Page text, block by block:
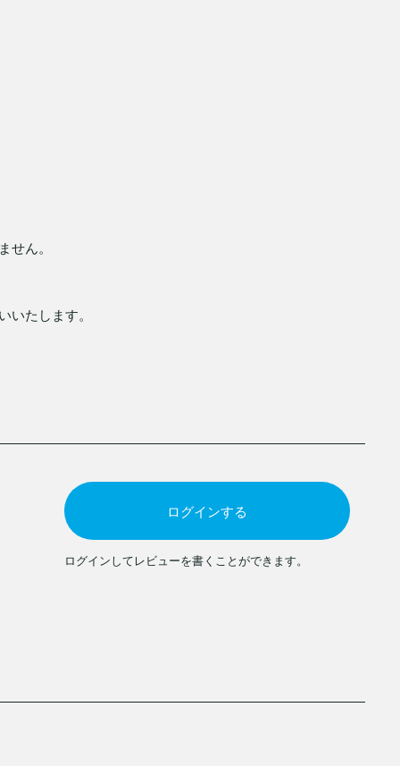
ん。
たします。
ログインする
ログインしてレビューを書くことができます。